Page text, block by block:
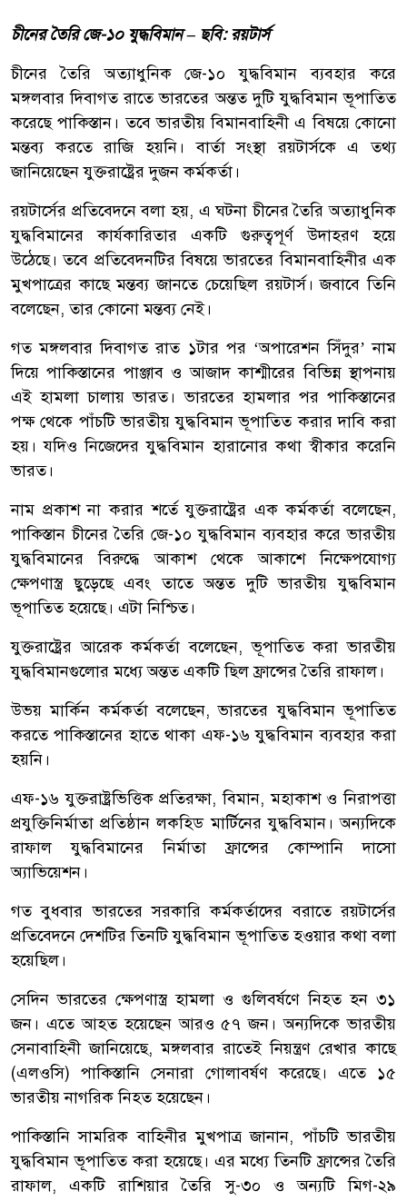
চীনের তৈরি জে-১০ যুদ্ধবিমান – ছবি: রয়টার্স
চীনের তৈরি অত্যাধুনিক জে-১০ যুদ্ধবিমান ব্যবহার করে
মঙ্গলবার দিবাগত রাতে ভারতের অন্তত দুটি যুদ্ধবিমান ভূপাতিত
করেছে পাকিস্তান। তবে ভারতীয় বিমানবাহিনী এ বিষয়ে কোনো
মন্তব্য করতে রাজি হয়নি। বার্তা সংস্থা রয়টার্সকে এ তথ্য
জানিয়েছেন যুক্তরাষ্ট্রের দুজন কর্মকর্তা।
রয়টার্সের প্রতিবেদনে বলা হয়, এ ঘটনা চীনের তৈরি অত্যাধুনিক
যুদ্ধবিমানের কার্যকারিতার একটি গুরুত্বপূর্ণ উদাহরণ হয়ে
উঠেছে। তবে প্রতিবেদনটির বিষয়ে ভারতের বিমানবাহিনীর এক
মুখপাত্রের কাছে মন্তব্য জানতে চেয়েছিল রয়টার্স। জবাবে তিনি
বলেছেন, তার কোনো মন্তব্য নেই।
গত মঙ্গলবার দিবাগত রাত ১টার পর ‘অপারেশন সিঁদুর’ নাম
দিয়ে পাকিস্তানের পাঞ্জাব ও আজাদ কাশ্মীরের বিভিন্ন স্থাপনায়
এই হামলা চালায় ভারত। ভারতের হামলার পর পাকিস্তানের
পক্ষ থেকে পাঁচটি ভারতীয় যুদ্ধবিমান ভূপাতিত করার দাবি করা
হয়। যদিও নিজেদের যুদ্ধবিমান হারানোর কথা স্বীকার করেনি
ভারত।
নাম প্রকাশ না করার শর্তে যুক্তরাষ্ট্রের এক কর্মকর্তা বলেছেন,
পাকিস্তান চীনের তৈরি জে-১০ যুদ্ধবিমান ব্যবহার করে ভারতীয়
যুদ্ধবিমানের বিরুদ্ধে আকাশ থেকে আকাশে নিক্ষেপযোগ্য
ক্ষেপণাস্ত্র ছুড়েছে এবং তাতে অন্তত দুটি ভারতীয় যুদ্ধবিমান
ভূপাতিত হয়েছে। এটা নিশ্চিত।
যুক্তরাষ্ট্রের আরেক কর্মকর্তা বলেছেন, ভূপাতিত করা ভারতীয়
যুদ্ধবিমানগুলোর মধ্যে অন্তত একটি ছিল ফ্রান্সের তৈরি রাফাল।
উভয় মার্কিন কর্মকর্তা বলেছেন, ভারতের যুদ্ধবিমান ভূপাতিত
করতে পাকিস্তানের হাতে থাকা এফ-১৬ যুদ্ধবিমান ব্যবহার করা
হয়নি।
এফ-১৬ যুক্তরাষ্ট্রভিত্তিক প্রতিরক্ষা, বিমান, মহাকাশ ও নিরাপত্তা
প্রযুক্তিনির্মাতা প্রতিষ্ঠান লকহিড মার্টিনের যুদ্ধবিমান। অন্যদিকে
রাফাল যুদ্ধবিমানের নির্মাতা ফ্রান্সের কোম্পানি দাসো
অ্যাভিয়েশন।
গত বুধবার ভারতের সরকারি কর্মকর্তাদের বরাতে রয়টার্সের
প্রতিবেদনে দেশটির তিনটি যুদ্ধবিমান ভূপাতিত হওয়ার কথা বলা
হয়েছিল।
সেদিন ভারতের ক্ষেপণাস্ত্র হামলা ও গুলিবর্ষণে নিহত হন ৩১
জন। এতে আহত হয়েছেন আরও ৫৭ জন। অন্যদিকে ভারতীয়
সেনাবাহিনী জানিয়েছে, মঙ্গলবার রাতেই নিয়ন্ত্রণ রেখার কাছে
(এলওসি) পাকিস্তানি সেনারা গোলাবর্ষণ করেছে। এতে ১৫
ভারতীয় নাগরিক নিহত হয়েছেন।
পাকিস্তানি সামরিক বাহিনীর মুখপাত্র জানান, পাঁচটি ভারতীয়
যুদ্ধবিমান ভূপাতিত করা হয়েছে। এর মধ্যে তিনটি ফ্রান্সের তৈরি
রাফাল, একটি রাশিয়ার তৈরি সু-৩০ ও অন্যটি মিগ-২৯